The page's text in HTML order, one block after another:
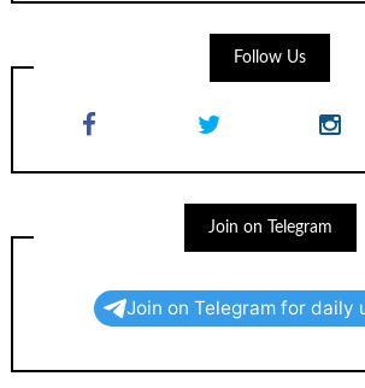
Follow Us
Join on Telegram
Join on Telegram for daily